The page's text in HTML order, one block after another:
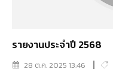
รายงานประจำปี 2568
28 ต.ค. 2025 13:46